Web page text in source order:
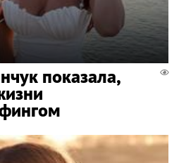
показала,